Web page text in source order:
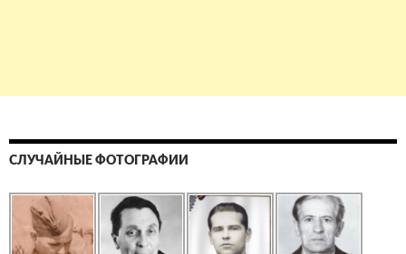
СЛУЧАЙНЫЕ ФОТОГРАФИИ